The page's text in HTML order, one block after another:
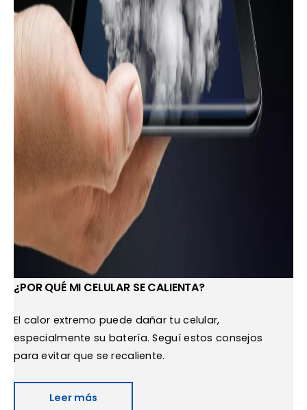
¿POR QUÉ MI CELULAR SE CALIENTA?
El calor extremo puede dañar tu celular,
especialmente su batería. Seguí estos consejos
para evitar que se recaliente.
Leer más